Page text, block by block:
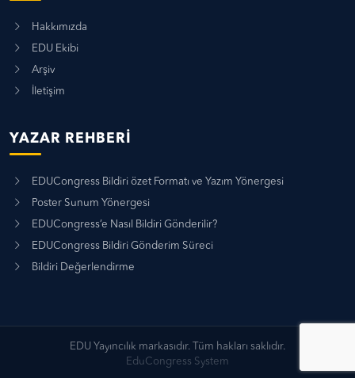
Hakkımızda
EDU Ekibi
Arşiv
İletişim
YAZAR REHBERI
EDUCongress Bildiri özet Formatı ve Yazım Yönergesi
Poster Sunum Yönergesi
EDUCongress’e Nasıl Bildiri Gönderilir?
EDUCongress Bildiri Gönderim Süreci
Bildiri Değerlendirme
EDU Yayıncılık markasıdır. Tüm hakları saklıdır.
EduCongress System